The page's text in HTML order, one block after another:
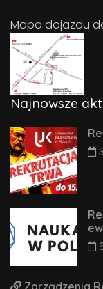
Mapa dojazdu
Najnowsze
Zarządzenia